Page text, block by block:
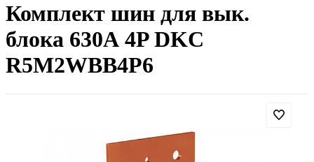
Комплект шин для вык.
блока 630А 4P DKC
R5M2WBB4P6